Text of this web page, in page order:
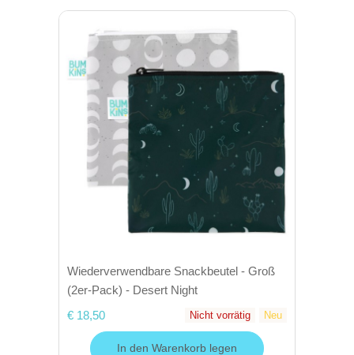
Wiederverwendbare Snackbeutel - Groß
(2er-Pack) - Desert Night
€ 18,50
Nicht vorrätig Neu
In den Warenkorb legen